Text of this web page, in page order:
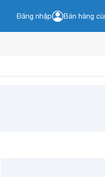
Đăng nhập Bán hàng